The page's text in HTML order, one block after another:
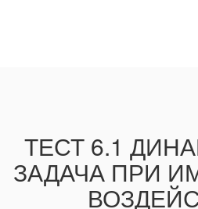
ТЕСТ 6.1
ЗАДАЧА ПРИ